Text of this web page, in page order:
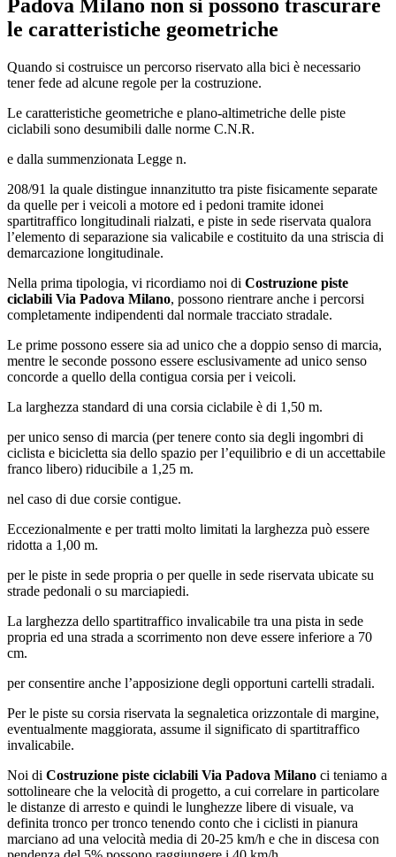
Padova Milano non si possono trascurare
le caratteristiche geometriche
Quando si costruisce un percorso riservato alla bici è necessario
tener fede ad alcune regole per la costruzione.
Le caratteristiche geometriche e plano-altimetriche delle piste
ciclabili sono desumibili dalle norme C.N.R.
e dalla summenzionata Legge n.
208/91 la quale distingue innanzitutto tra piste fisicamente separate
da quelle per i veicoli a motore ed i pedoni tramite idonei
spartitraffico longitudinali rialzati, e piste in sede riservata qualora
l’elemento di separazione sia valicabile e costituito da una striscia di
demarcazione longitudinale.
Nella prima tipologia, vi ricordiamo noi di Costruzione piste
ciclabili Via Padova Milano, possono rientrare anche i percorsi
completamente indipendenti dal normale tracciato stradale.
Le prime possono essere sia ad unico che a doppio senso di marcia,
mentre le seconde possono essere esclusivamente ad unico senso
concorde a quello della contigua corsia per i veicoli.
La larghezza standard di una corsia ciclabile è di 1,50 m.
per unico senso di marcia (per tenere conto sia degli ingombri di
ciclista e bicicletta sia dello spazio per l’equilibrio e di un accettabile
franco libero) riducibile a 1,25 m.
nel caso di due corsie contigue.
Eccezionalmente e per tratti molto limitati la larghezza può essere
ridotta a 1,00 m.
per le piste in sede propria o per quelle in sede riservata ubicate su
strade pedonali o su marciapiedi.
La larghezza dello spartitraffico invalicabile tra una pista in sede
propria ed una strada a scorrimento non deve essere inferiore a 70
cm.
per consentire anche l’apposizione degli opportuni cartelli stradali.
Per le piste su corsia riservata la segnaletica orizzontale di margine,
eventualmente maggiorata, assume il significato di spartitraffico
invalicabile.
Noi di Costruzione piste ciclabili Via Padova Milano ci teniamo a
sottolineare che la velocità di progetto, a cui correlare in particolare
le distanze di arresto e quindi le lunghezze libere di visuale, va
definita tronco per tronco tenendo conto che i ciclisti in pianura
marciano ad una velocità media di 20-25 km/h e che in discesa con